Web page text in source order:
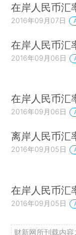
在岸人民币汇
2016年09月07日
在岸人民币汇
2016年09月06日
在岸人民币汇
2016年09月06日
离岸人民币汇
2016年09月05日
在岸人民币汇
2016年09月05日
财新网所刊载内